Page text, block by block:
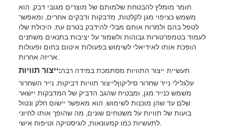
חומר מומלץ להבטחת שלמותם של מוצרים מגובי דבק. הוא
משמש כציפוי מגן לקלטות, מדבקות ודבקים אחרים, ומאפשר
לטפל בהם ולמרוח אותם מבלי להידבק בטרם עת. היכולת שלו
לעמוד בטמפרטורות גבוהות ולשמור על יציבות בתנאים משתנים
הופכת אותו לאידיאלי לשימוש בפעולות איטום בחום ופעולות
אריזה אחרות.
ייצור תוויות:תעשיית ייצור התוויות מסתמכת במידה רבה
עלגלילי נייר שחרור סיליקוןלייצור תוויות דביקות. נייר השחרור
משמש כנייר מגן, ומבטיח שהגב הדביק של המדבקות יישאר
שלם עד שהן מוכנות לשימוש. הוא מאפשר יישום חלק ונטול
בועות של תוויות על משטחים שונים, מה שהופך אותו לחיוני
לתעשיות כמו קמעונאות, לוגיסטיקה וטיפוח אישי.